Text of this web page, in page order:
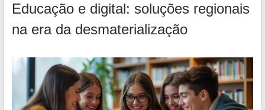
Educação e digital: soluções regionais
na era da desmaterialização